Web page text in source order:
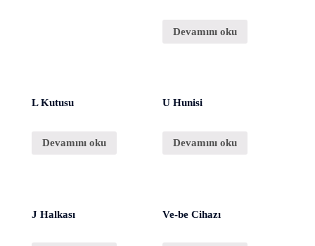
Devamını oku
L Kutusu
Devamını oku
U Hunisi
Devamını oku
J Halkası Ve-be Cihazı